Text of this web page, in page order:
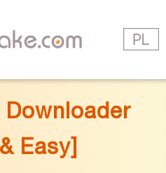
Downloader
Easy]